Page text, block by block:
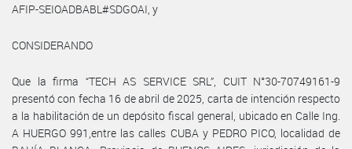
AFIP-SEIOADBABL#SDGOAI, y
CONSIDERANDO
Que la firma “TECH AS SERVICE SRL”, CUIT N°30-70749161-9
presentó con fecha 16 de abril de 2025, carta de intención respecto
a la habilitación de un depósito fiscal general, ubicado en Calle Ing.
A HUERGO 991,entre las calles CUBA y PEDRO PICO, localidad de